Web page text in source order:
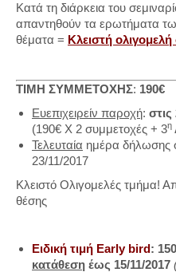
Κατά τη διάρκεια του
απαντηθούν τα ερωτήματα
θέματα = Κλειστή
ΤΙΜΗ ΣΥΜΜΕΤΟΧΗΣ: 190€
Ευεπιχειρείν παροχή:
(190€ Χ 2 συμμετοχές + 3η
Τελευταία ημέρα δήλωσης
23/11/2017
Κλειστό Ολιγομελές τμήμα!
θέσης
Ειδική τιμή Early bird:
κατάθεση έως 15/11/2017